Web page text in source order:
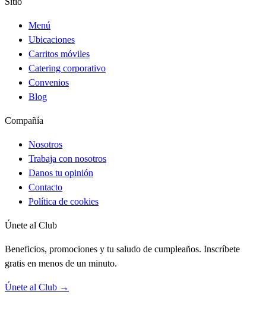
Menú
Ubicaciones
Carritos móviles
Catering corporativo
Convenios
Blog
Compañía
Nosotros
Trabaja con nosotros
Danos tu opinión
Contacto
Política de cookies
Únete al Club
Beneficios, promociones y tu saludo de cumpleaños. Inscríbete
gratis en menos de un minuto.
Únete al Club →